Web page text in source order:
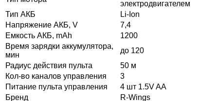
электродвигателем
Тип АКБ
Li-Ion
Напряжение АКБ, V
7,4
Емкость АКБ, mAh
1200
Время зарядки аккумулятора,
мин
до 120
Радиус действия пульта
50 м
Кол-во каналов управления
3
Питание пульта управления
4 шт 1.5V AA
Бренд
R-Wings